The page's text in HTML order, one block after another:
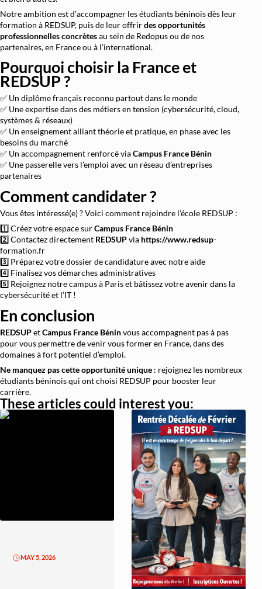
Notre ambition est d’accompagner les étudiants béninois dès leur
formation à REDSUP, puis de leur offrirdes opportunités
professionnelles concrètesau sein de Redopus ou de nos
partenaires, en France ou à l’international.
Pourquoi choisir la France et
REDSUP ?
✅ Un diplôme français reconnu partout dans le monde
✅ Une expertise dans des métiers en tension (cybersécurité, cloud,
systèmes & réseaux)
✅ Un enseignement alliant théorie et pratique, en phase avec les
besoins du marché
✅ Un accompagnement renforcé viaCampus France Bénin
✅ Une passerelle vers l’emploi avec un réseau d’entreprises
partenaires
Comment candidater ?
Vous êtes intéressé(e) ? Voici comment rejoindre l’école REDSUP :
1️⃣ Créez votre espace surCampus France Bénin
2️⃣ Contactez directement REDSUPvia https://www.redsup-
formation.fr
3️⃣ Préparez votre dossier de candidature avec notre aide
4️⃣ Finalisez vos démarches administratives
5️⃣ Rejoignez notre campus à Paris et bâtissez votre avenir dans la
cybersécurité et l’IT !
En conclusion
REDSUPetCampus France Béninvous accompagnent pas à pas
pour vous permettre de venir vous former en France, dans des
domaines à fort potentiel d’emploi.
Ne manquez pas cette opportunité unique : rejoignez les nombreux
étudiants béninois qui ont choisi REDSUP pour booster leur
carrière.
These articles could interest you:
MAY 5, 2026